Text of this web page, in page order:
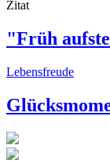
Zitat
"Früh
Lebensfreude